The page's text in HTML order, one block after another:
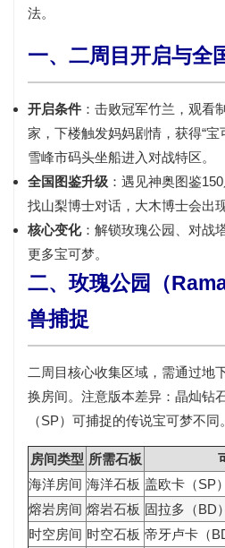
法。
一、二周目开启与全
开启条件 ：击败冠军竹兰，观看
家，下楼触发妈妈剧情，获得“宝
雪峰市码头坐船进入对战特区。
全国图鉴升级 ： 遇见神奥图鉴
找山梨博士对话，大木博士会出
核心变化：解锁玫瑰公园、对战
更多宝可梦。
二、玫瑰公园（
兽捕捉
二周目核心收集区域，需通过地
换房间。注意版本差异： 晶灿钻
（SP） 可捕捉的传说宝可梦不同。
房间类型 所需石板
海洋房间 海洋石板 盖欧卡（SP）
熔岩房间 熔岩石板 固拉多（BD）
时空房间 时空石板 帝牙卢卡（